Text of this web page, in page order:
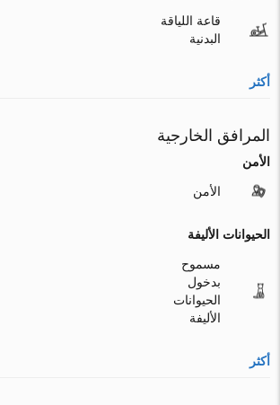
قاعة اللياقة
البدنية
أكثر
المرافق الخارجية
الأمن
الأمن
الحيوانات الأليفة
مسموح
بدخول
الحيوانات
الأليفة
أكثر